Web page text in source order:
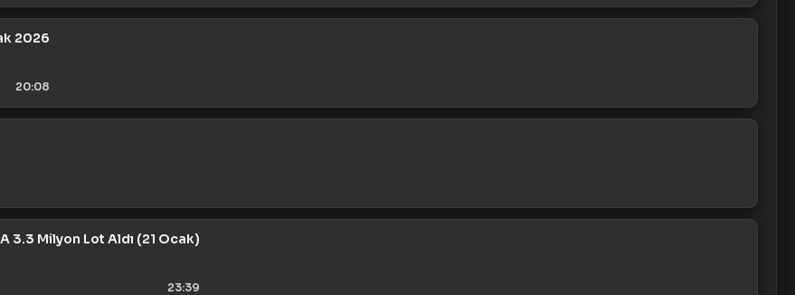
2026
20:08
3.3 Milyon Lot Aldı (21 Ocak)
23:39